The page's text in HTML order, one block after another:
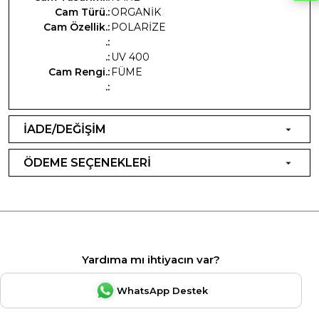
Cam Türü.:ORGANİK
Cam Özellik.:POLARİZE
.:
.:UV 400
Cam Rengi.:FÜME
.:
İADE/DEĞİŞİM
ÖDEME SEÇENEKLERİ
Yardıma mı ihtiyacın var?
WhatsApp Destek